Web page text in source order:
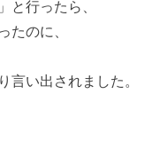
と行ったら、
たのに、
言い出されました。